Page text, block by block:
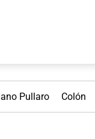
Pullaro Colón